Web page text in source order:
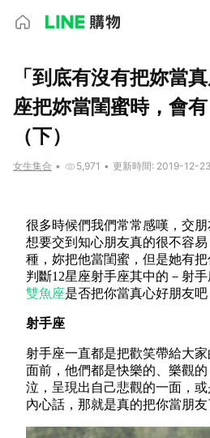
「到底有沒有把妳當
座把妳當閨蜜時，會
（下）
女生集合 • 5,971 • 更新時間: 2019-12-
很多時候們我們常常感嘆，交
想要交到知心朋友真的很不容
種，妳把他當閨蜜，但是她有
判斷12星座射手座其中的－射手
雙魚座是否把你當真心好朋友吧
射手座
射手座一直都是把歡笑帶給大家
面前，他們都是快樂的、樂觀
泣，呈現出自己悲觀的一面，
內心話，那就是真的把你當朋友